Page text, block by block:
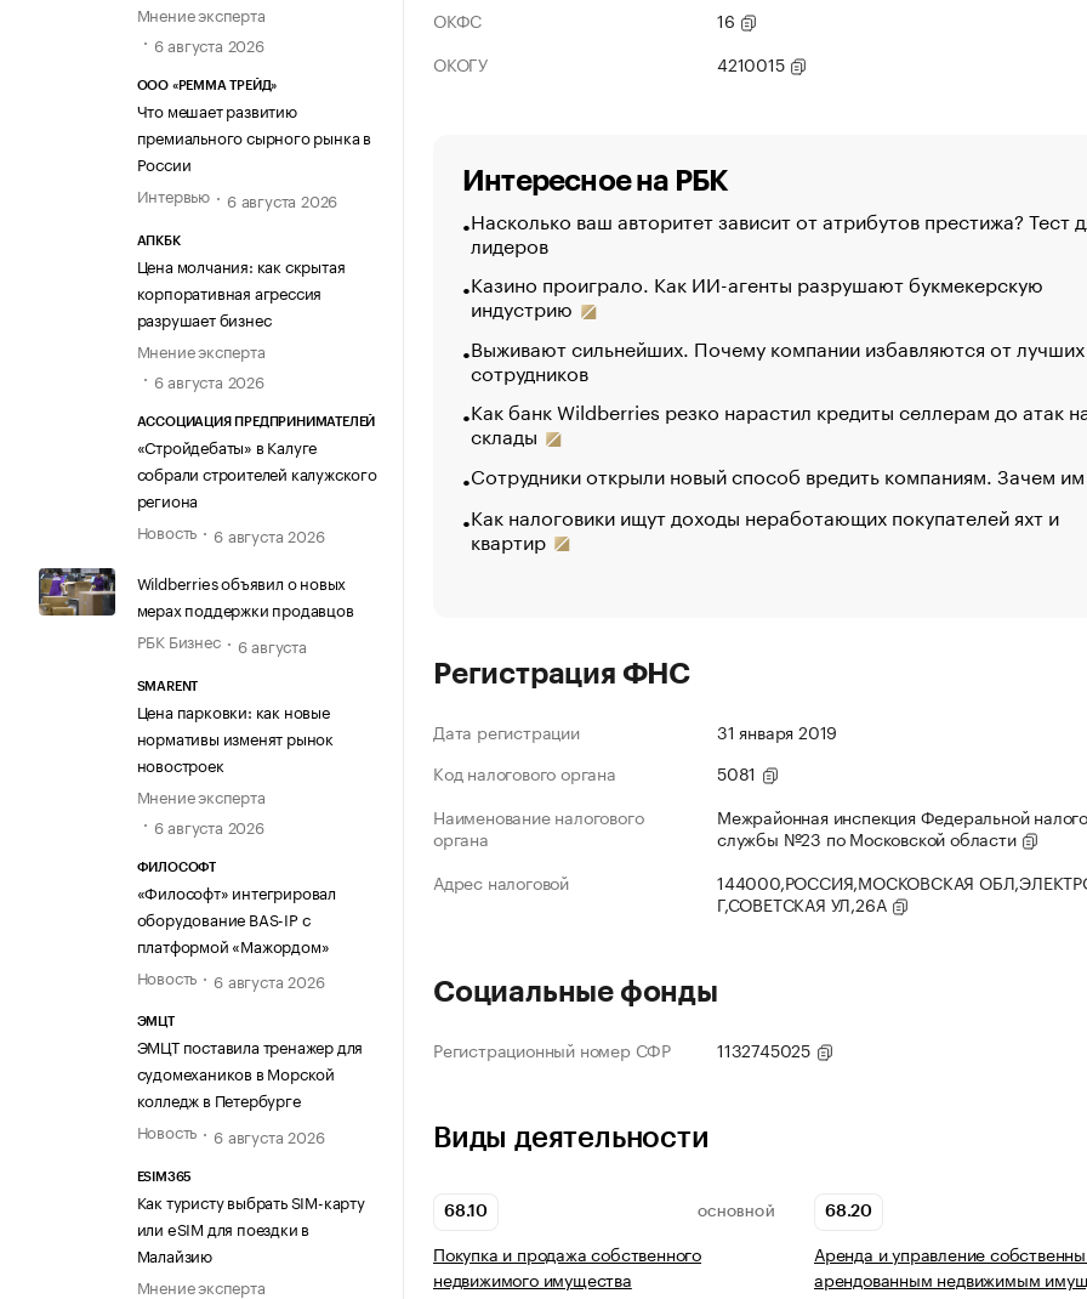
Мнение эксперта
6 августа 2026
ООО «РЕММА ТРЕЙД»
Что мешает развитию
премиального сырного рынка в
России
Интервью
6 августа 2026
АПКБК
Цена молчания: как скрытая
корпоративная агрессия
разрушает бизнес
Мнение эксперта
6 августа 2026
АССОЦИАЦИЯ ПРЕДПРИНИМАТЕЛЕЙ
«Стройдебаты» в Калуге
собрали строителей калужского
региона
Новость
6 августа 2026
Wildberries объявил о новых
мерах поддержки продавцов
РБК Бизнес
6 августа
SMARENT
Цена парковки: как новые
нормативы изменят рынок
новостроек
Мнение эксперта
6 августа 2026
ФИЛОСОФТ
«Философт» интегрировал
оборудование BAS-IP с
платформой «Мажордом»
Новость
6 августа 2026
ЭМЦТ
ЭМЦТ поставила тренажер для
судомехаников в Морской
колледж в Петербурге
Новость
6 августа 2026
ESIM365
Как туристу выбрать SIM-карту
или eSIM для поездки в
Малайзию
Мнение эксперта
ОКФС
16
ОКОГУ
4210015
Интересное на РБК
Насколько ваш авторитет зависит от атрибутов престижа? Тест
лидеров
Казино проиграло. Как ИИ-агенты разрушают букмекерскую
индустрию
Выживают сильнейших. Почему компании избавляются от лучших
сотрудников
Как банк Wildberries резко нарастил кредиты селлерам до атак
склады
Сотрудники открыли новый способ вредить компаниям. Зачем
Как налоговики ищут доходы неработающих покупателей яхт и
квартир
Регистрация ФНС
Дата регистрации
31 января 2019
Код налогового органа
5081
Наименование налогового
органа
Межрайонная инспекция Федеральной
службы №23 по Московской области
Адрес налоговой
144000,РОССИЯ,МОСКОВСКАЯ
Г,СОВЕТСКАЯ УЛ,26А
Социальные фонды
Регистрационный номер СФР 1132745025
Виды деятельности
68.10 ОСНОВНОЙ
Покупка и продажа собственного
недвижимого имущества
68.20
Аренда и управление
арендованным недвижимым